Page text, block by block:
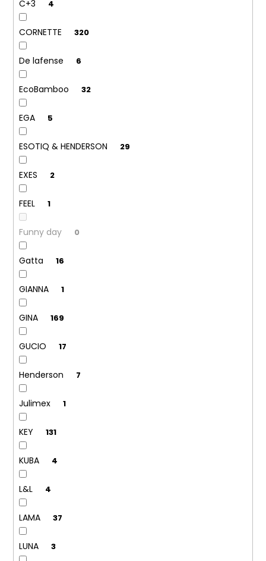
C+3 4
CORNETTE 320
De lafense 6
EcoBamboo 32
EGA 5
ESOTIQ & HENDERSON 29
EXES 2
FEEL 1
Funny day 0
Gatta 16
GIANNA 1
GINA 169
GUCIO 17
Henderson 7
Julimex 1
KEY 131
KUBA 4
L&L 4
LAMA 37
LUNA 3